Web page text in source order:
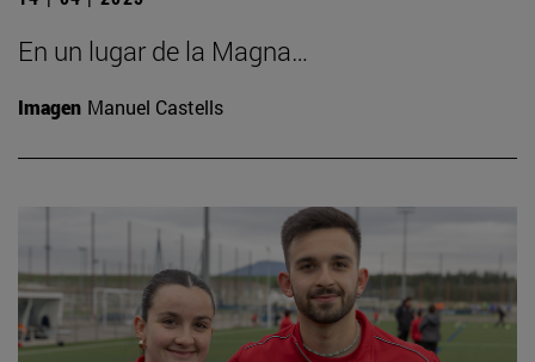
En un lugar de la Magna…
Imagen Manuel Castells